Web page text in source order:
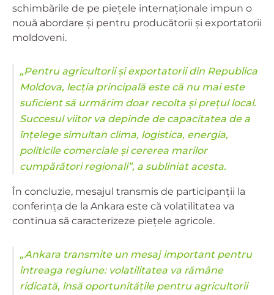
schimbările de pe piețele internaționale impun o
nouă abordare și pentru producătorii și exportatorii
moldoveni.
„Pentru agricultorii și exportatorii din Republica
Moldova, lecția principală este că nu mai este
suficient să urmărim doar recolta și prețul local.
Succesul viitor va depinde de capacitatea de a
înțelege simultan clima, logistica, energia,
politicile comerciale și cererea marilor
cumpărători regionali”, a subliniat acesta.
În concluzie, mesajul transmis de participanții la
conferința de la Ankara este că volatilitatea va
continua să caracterizeze piețele agricole.
„Ankara transmite un mesaj important pentru
întreaga regiune: volatilitatea va rămâne
ridicată, însă oportunitățile pentru agricultorii